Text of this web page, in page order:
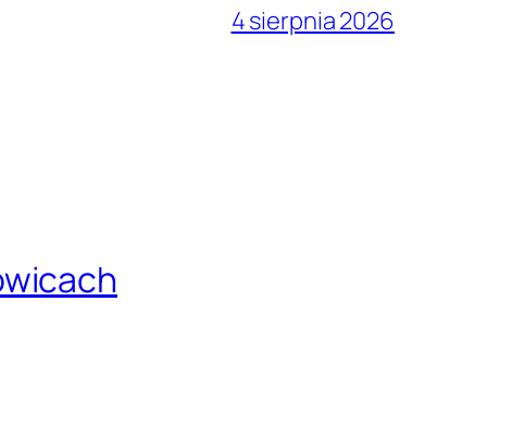
4 sierpnia 2026